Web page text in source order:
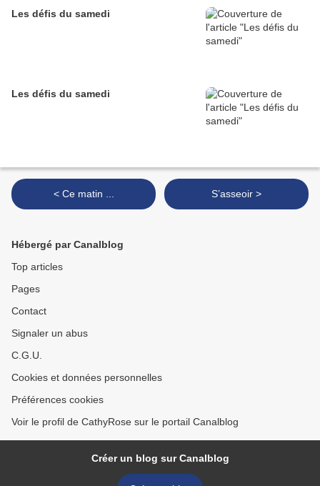
Les défis du samedi
Les défis du samedi
< Ce matin ... S’asseoir >
Hébergé par Canalblog
Top articles
Pages
Contact
Signaler un abus
C.G.U.
Cookies et données personnelles
Préférences cookies
Voir le profil de CathyRose sur le portail Canalblog
Créer un blog sur Canalblog